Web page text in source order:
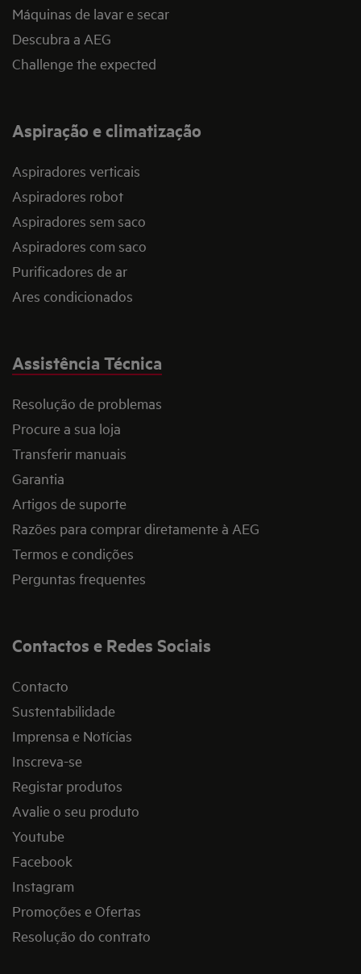
Máquinas de lavar e secar
Descubra a AEG
Challenge the expected
Aspiração e climatização
Aspiradores verticais
Aspiradores robot
Aspiradores sem saco
Aspiradores com saco
Purificadores de ar
Ares condicionados
Assistência Técnica
Resolução de problemas
Procure a sua loja
Transferir manuais
Garantia
Artigos de suporte
Razões para comprar diretamente à AEG
Termos e condições
Perguntas frequentes
Contactos e Redes Sociais
Contacto
Sustentabilidade
Imprensa e Notícias
Inscreva-se
Registar produtos
Avalie o seu produto
Youtube
Facebook
Instagram
Promoções e Ofertas
Resolução do contrato